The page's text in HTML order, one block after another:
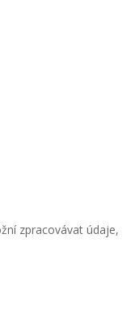
zpracovávat údaje,